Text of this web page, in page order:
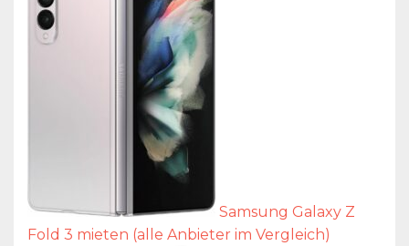
Samsung Galaxy Z
Fold 3 mieten (alle Anbieter im Vergleich)